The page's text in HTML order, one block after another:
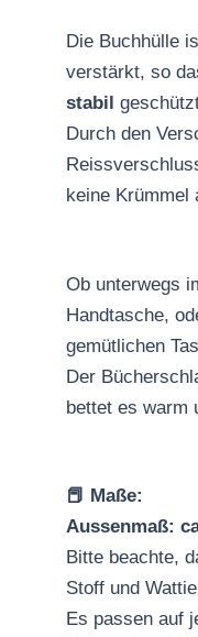
Die Buchhülle
verstärkt, so
stabil
Durch den
keine Krümmel
Ob unterwegs
Handtasche,
gemütlichen
Der
bettet es warm
📕 Maße:
Aussenmaß:
Bitte beachte,
Stoff und
Es passen auf